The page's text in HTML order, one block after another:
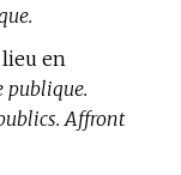
en
publique.
Affront